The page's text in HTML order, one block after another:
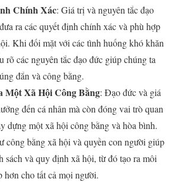
Chính Xác: Giá trị và nguyên tắc đạo
ra các quyết định chính xác và phù hợp
Khi đối mặt với các tình huống khó khăn
rõ các nguyên tắc đạo đức giúp chúng ta
đắn và công bằng.
Một Xã Hội Công Bằng: Đạo đức và giá
đến cá nhân mà còn đóng vai trò quan
dựng một xã hội công bằng và hòa bình.
công bằng xã hội và quyền con người giúp
sách và quy định xã hội, từ đó tạo ra môi
hơn cho tất cả mọi người.